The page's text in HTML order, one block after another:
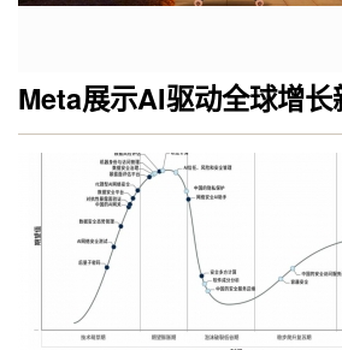
Meta展示AI驱动全球增长